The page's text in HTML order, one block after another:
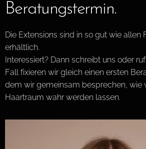
Beratungstermin.
Die Extensions sind in so gut wie allen
erhältlich.
Interessiert? Dann schreibt uns oder
Fall fixieren wir gleich einen ersten
dem wir gemeinsam besprechen, wie
Haartraum wahr werden lassen.